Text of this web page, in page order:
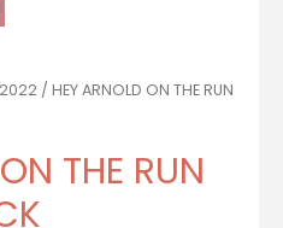
/ HEY ARNOLD ON THE RUN
THE RUN